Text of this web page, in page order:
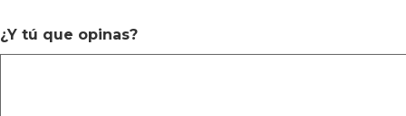
¿Y tú que opinas?